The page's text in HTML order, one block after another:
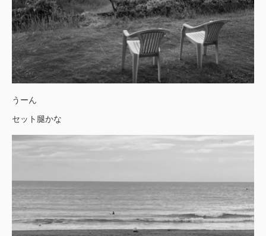
うーん
セット腿かな